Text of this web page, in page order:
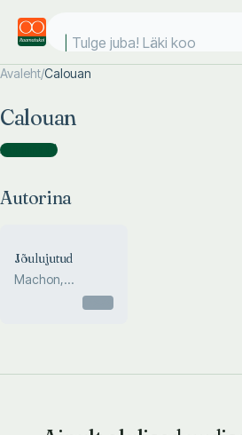
Tulge juba! Läki kool
Avaleht/Calouan
Calouan
Autorina )
Autorina
Jõulujutud
Machon,
Brenaud, Coster,
Calouan, Led...